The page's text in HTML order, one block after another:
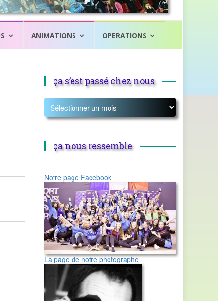
ANIMATIONS OPERATIONS
ça s’est passé chez nous
ça nous ressemble
Notre page Facebook
La page de notre photographe